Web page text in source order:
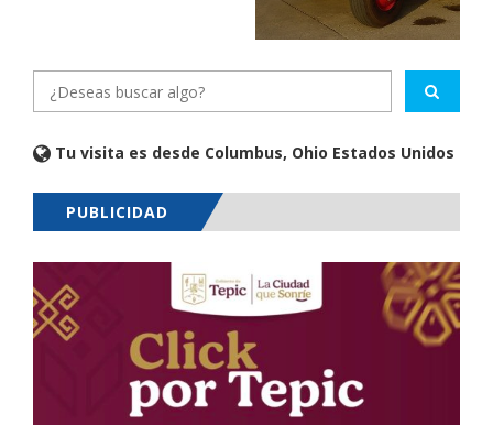
Tu visita es desde Columbus, Ohio Estados Unidos
PUBLICIDAD